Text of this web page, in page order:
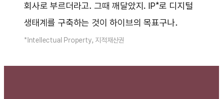
회사로 부르더라고. 그때 깨달았지. IP*로 디지털
생태계를 구축하는 것이 하이브의 목표구나.
*Intellectual Property, 지적재산권